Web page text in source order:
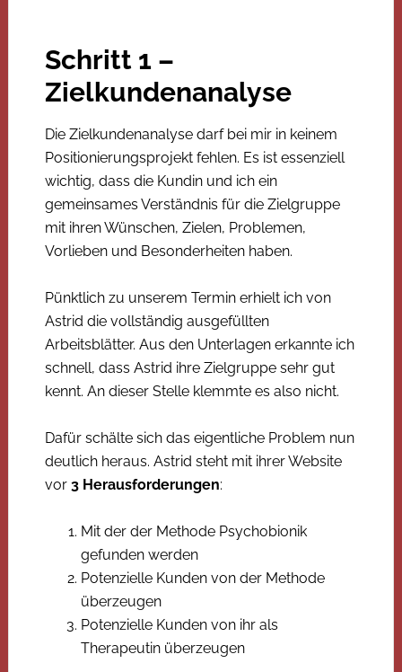
Schritt 1 –
Zielkundenanalyse
Die Zielkundenanalyse darf bei mir in keinem
Positionierungsprojekt fehlen. Es ist essenziell
wichtig, dass die Kundin und ich ein
gemeinsames Verständnis für die Zielgruppe
mit ihren Wünschen, Zielen, Problemen,
Vorlieben und Besonderheiten haben.
Pünktlich zu unserem Termin erhielt ich von
Astrid die vollständig ausgefüllten
Arbeitsblätter. Aus den Unterlagen erkannte ich
schnell, dass Astrid ihre Zielgruppe sehr gut
kennt. An dieser Stelle klemmte es also nicht.
Dafür schälte sich das eigentliche Problem nun
deutlich heraus. Astrid steht mit ihrer Website
vor 3 Herausforderungen:
Mit der der Methode Psychobionik
gefunden werden
Potenzielle Kunden von der Methode
überzeugen
Potenzielle Kunden von ihr als
Therapeutin überzeugen